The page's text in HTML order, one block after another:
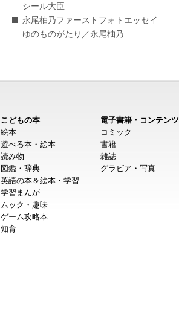
シール大臣
永尾柚乃ファーストフォトエッセイ
ゆのものがたり／永尾柚乃
こどもの本
絵本
遊べる本・絵本
読み物
図鑑・辞典
英語の本＆絵本・学習
学習まんが
ムック・趣味
ゲーム攻略本
知育
電子書籍・コンテンツ
コミック
書籍
雑誌
グラビア・写真